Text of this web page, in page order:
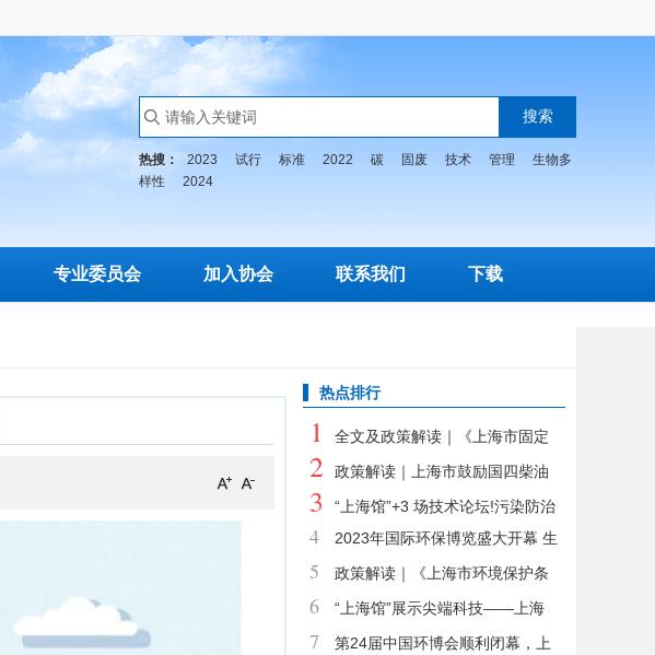
热搜： 2023 试行 标准 2022 碳 固废 技术 管理
生物多
样性
2024
专业委员会 加入协会 联系我们 下载
热点排行
1
全文及政策解读｜《上海市固定
污染源自动监控系统建设、联网、运
维和管理有关规定》
2
政策解读｜上海市鼓励国四柴油
车淘汰更新补贴资金管理办法
3
“上海馆”+3 场技术论坛!污染防治
攻坚战“上海经验”来了
4
2023年国际环保博览盛大开幕 生
态环境部副部长郭芳等领导莅临上海
展团
5
政策解读｜《上海市环境保护条
例》（2022年修正）
6
“上海馆”展示尖端科技——上海
市环境保护产业协会携会员单位精彩
7
第24届中国环博会顺利闭幕，上